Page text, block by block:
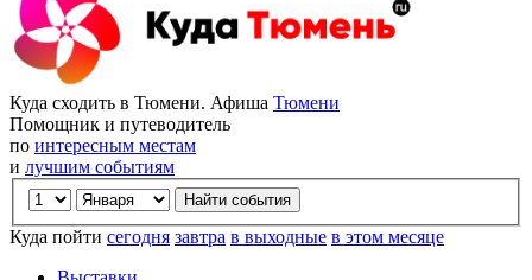
Куда сходить в Тюмени. Афиша Тюмени
Помощник и путеводитель
по интересным местам
и лучшим событиям
Куда пойти сегодня завтра в выходные в этом месяце